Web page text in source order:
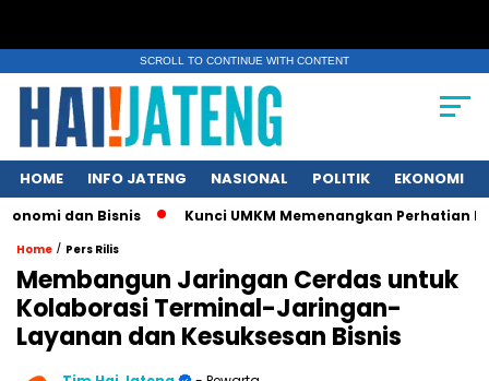
SCROLL TO CONTINUE WITH CONTENT
HOME INFO JATENG NASIONAL POLITIK EKONOMI
Bisnis Kunci UMKM Memenangkan Perhatian Media
Home / Pers Rilis
Membangun Jaringan Cerdas untuk
Kolaborasi Terminal-Jaringan-
Layanan dan Kesuksesan Bisnis